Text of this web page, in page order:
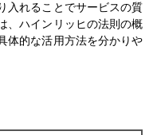
入れることでサービスの質
、ハインリッヒの法則の概
体的な活用方法を分かりや